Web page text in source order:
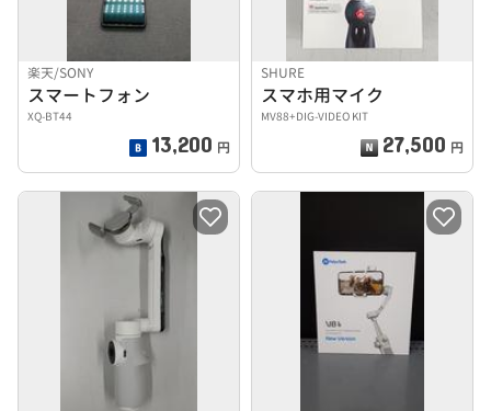
楽天/SONY
スマートフォン
XQ-BT44
13,200 円
SHURE
スマホ用マイク
MV88+DIG-VIDEO KIT
27,500 円